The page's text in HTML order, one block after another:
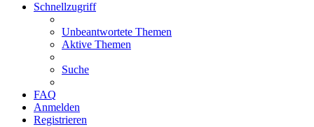
Schnellzugriff
Unbeantwortete Themen
Aktive Themen
Suche
FAQ
Anmelden
Registrieren